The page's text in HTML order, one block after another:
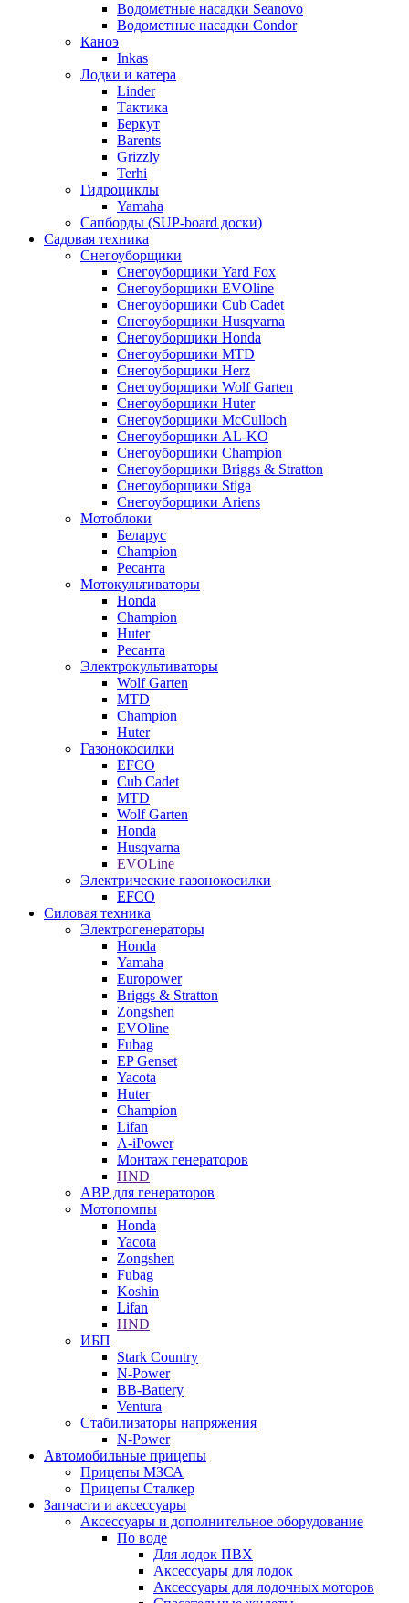
Водометные насадки Seanovo
Водометные насадки Condor
Каноэ
Inkas
Лодки и катера
Linder
Тактика
Беркут
Barents
Grizzly
Terhi
Гидроциклы
Yamaha
Сапборды (SUP-board доски)
Садовая техника
Снегоуборщики
Снегоуборщики Yard Fox
Снегоуборщики EVOline
Снегоуборщики Cub Cadet
Снегоуборщики Husqvarna
Снегоуборщики Honda
Снегоуборщики MTD
Снегоуборщики Herz
Снегоуборщики Wolf Garten
Снегоуборщики Huter
Снегоуборщики McCulloch
Снегоуборщики AL-KO
Снегоуборщики Champion
Снегоуборщики Briggs & Stratton
Снегоуборщики Stiga
Снегоуборщики Ariens
Мотоблоки
Беларус
Champion
Ресанта
Мотокультиваторы
Honda
Champion
Huter
Ресанта
Электрокультиваторы
Wolf Garten
MTD
Champion
Huter
Газонокосилки
EFCO
Cub Cadet
MTD
Wolf Garten
Honda
Husqvarna
EVOLine
Электрические газонокосилки
EFCO
Силовая техника
Электрогенераторы
Honda
Yamaha
Europower
Briggs & Stratton
Zongshen
EVOline
Fubag
EP Genset
Yacota
Huter
Champion
Lifan
A-iPower
Монтаж генераторов
HND
АВР для генераторов
Мотопомпы
Honda
Yacota
Zongshen
Fubag
Koshin
Lifan
HND
ИБП
Stark Country
N-Power
BB-Battery
Ventura
Стабилизаторы напряжения
N-Power
Автомобильные прицепы
Прицепы МЗСА
Прицепы Сталкер
Запчасти и аксессуары
Аксессуары и дополнительное оборудование
По воде
Для лодок ПВХ
Аксессуары для лодок
Аксессуары для лодочных моторов